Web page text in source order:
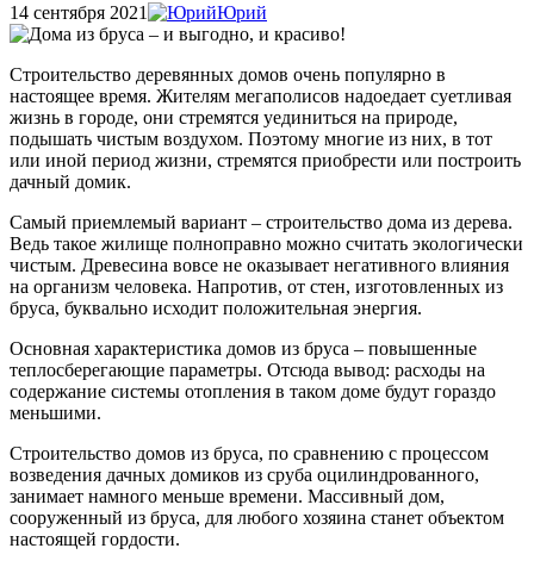
14 сентября 2021 Юрий
Строительство деревянных домов очень популярно в
настоящее время. Жителям мегаполисов надоедает суетливая
жизнь в городе, они стремятся уединиться на природе,
подышать чистым воздухом. Поэтому многие из них, в тот
или иной период жизни, стремятся приобрести или построить
дачный домик.
Самый приемлемый вариант – строительство дома из дерева.
Ведь такое жилище полноправно можно считать экологически
чистым. Древесина вовсе не оказывает негативного влияния
на организм человека. Напротив, от стен, изготовленных из
бруса, буквально исходит положительная энергия.
Основная характеристика домов из бруса – повышенные
теплосберегающие параметры. Отсюда вывод: расходы на
содержание системы отопления в таком доме будут гораздо
меньшими.
Строительство домов из бруса, по сравнению с процессом
возведения дачных домиков из сруба оцилиндрованного,
занимает намного меньше времени. Массивный дом,
сооруженный из бруса, для любого хозяина станет объектом
настоящей гордости.